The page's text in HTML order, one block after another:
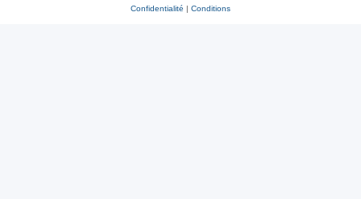
Confidentialité | Conditions